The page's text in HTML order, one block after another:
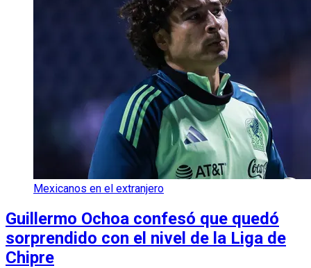
Mexicanos en el extranjero
Guillermo Ochoa confesó que quedó
sorprendido con el nivel de la Liga de
Chipre